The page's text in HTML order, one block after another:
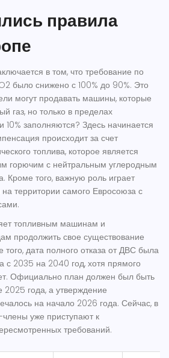
правила
в том, что требование по
было снижено с 100% до 90%. Это
могут продавать машины, которые
газ, но только в пределах
10% заполняются? Здесь начинается
происходит за счет
топлива, которое является
горючим с нейтральным углеродным
Кроме того, важную роль играет
территории самого Евросоюза с
топливным машинам и
продолжить свое существование
дата полного отказа от ДВС была
с 2035 на 2040 год, хотя прямого
Официально план должен был быть
года, а утверждение
на начало 2026 года. Сейчас, в
уже приступают к
требований.